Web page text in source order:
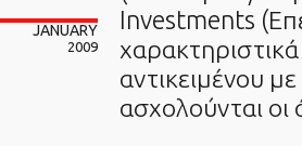
JANUARY
2009
Investments
αντικειμένου
ασχολούνται οι